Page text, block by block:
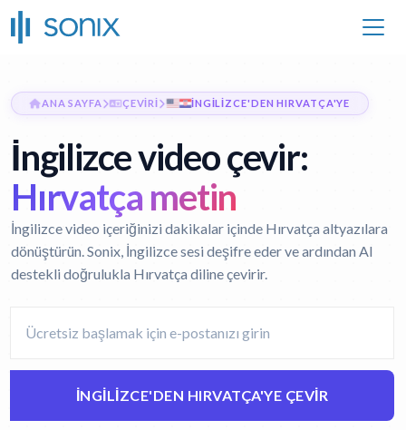
ANA SAYFA ÇEVIRI İNGILIZCE'DEN HIRVATÇA'YE
İngilizce video çevir:
Hırvatça metin
İngilizce video içeriğinizi dakikalar içinde Hırvatça altyazılara
dönüştürün. Sonix, İngilizce sesi deşifre eder ve ardından AI
destekli doğrulukla Hırvatça diline çevirir.
İNGILIZCE'DEN HIRVATÇA'YE ÇEVIR